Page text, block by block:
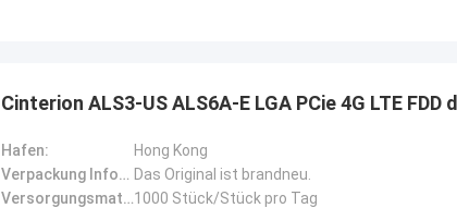
Cinterion ALS3-US ALS6A-E LGA PCie 4G LTE
Hafen:
Hong Kong
Verpackung Informationen: Das Original ist brandneu.
Versorgungsmaterial-Fähigkeit:1000 Stück/Stück pro Tag